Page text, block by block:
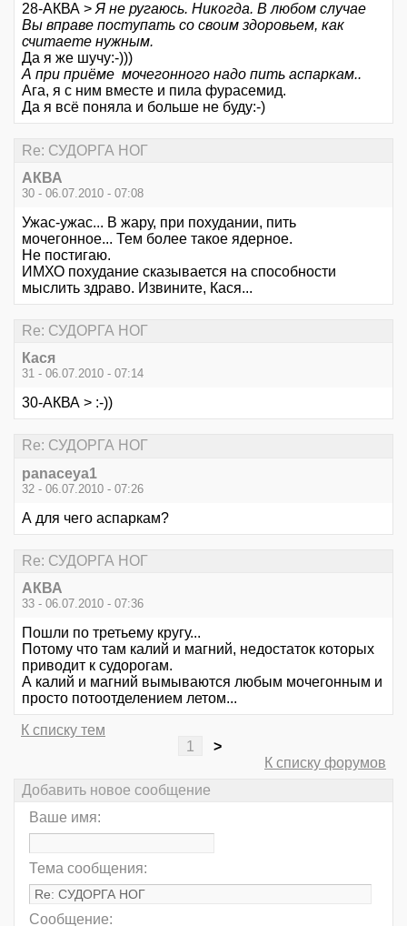
28-АКВА > Я не ругаюсь. Никогда. В любом случае
Вы вправе поступать со своим здоровьем, как
считаете нужным.
Да я же шучу:-)))
А при приёме мочегонного надо пить аспаркам..
Ага, я с ним вместе и пила фурасемид.
Да я всё поняла и больше не буду:-)
Re: СУДОРГА НОГ
АКВА
30 - 06.07.2010 - 07:08
Ужас-ужас... В жару, при похудании, пить
мочегонное... Тем более такое ядерное.
Не постигаю.
ИМХО похудание сказывается на способности
мыслить здраво. Извините, Кася...
Re: СУДОРГА НОГ
Кася
31 - 06.07.2010 - 07:14
30-АКВА > :-))
Re: СУДОРГА НОГ
panaceya1
32 - 06.07.2010 - 07:26
А для чего аспаркам?
Re: СУДОРГА НОГ
АКВА
33 - 06.07.2010 - 07:36
Пошли по третьему кругу...
Потому что там калий и магний, недостаток которых
приводит к судорогам.
А калий и магний вымываются любым мочегонным и
просто потоотделением летом...
К списку тем
1
>
К списку форумов
Добавить новое сообщение
Ваше имя:
Тема сообщения:
Сообщение: